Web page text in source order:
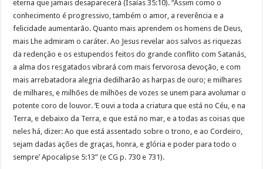
eterna que jamais desaparecerá (Isaías 35:10). “Assim como o
conhecimento é progressivo, também o amor, a reverência e a
felicidade aumentarão. Quanto mais aprendem os homens de Deus,
mais Lhe admiram o caráter. Ao Jesus revelar aos salvos as riquezas
da redenção e os estupendos feitos do grande conflito com Satanás,
a alma dos resgatados vibrará com mais fervorosa devoção, e com
mais arrebatadora alegria dedilharão as harpas de ouro; e milhares
de milhares, e milhões de milhões de vozes se unem para avolumar o
potente coro de louvor. ‘E ouvi a toda a criatura que está no Céu, e na
Terra, e debaixo da Terra, e que está no mar, e a todas as coisas que
neles há, dizer: Ao que está assentado sobre o trono, e ao Cordeiro,
sejam dadas ações de graças, honra, e glória e poder para todo o
sempre’ Apocalipse 5:13” (e CG p. 730 e 731).